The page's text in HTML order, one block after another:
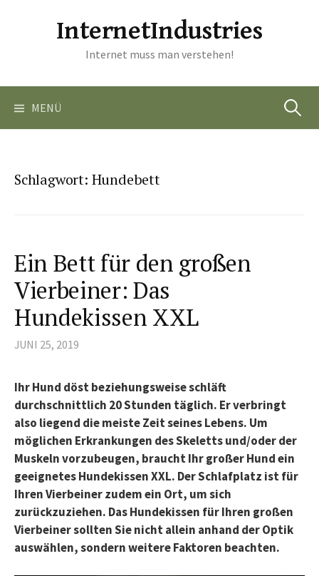
InternetIndustries
Internet muss man verstehen!
MENÜ Suchen
Schlagwort: Hundebett
Ein Bett für den großen
Vierbeiner: Das
Hundekissen XXL
JUNI 25, 2019
Ihr Hund döst beziehungsweise schläft
durchschnittlich 20 Stunden täglich. Er verbringt
also liegend die meiste Zeit seines Lebens. Um
möglichen Erkrankungen des Skeletts und/oder der
Muskeln vorzubeugen, braucht Ihr großer Hund ein
geeignetes Hundekissen XXL. Der Schlafplatz ist für
Ihren Vierbeiner zudem ein Ort, um sich
zurückzuziehen. Das Hundekissen für Ihren großen
Vierbeiner sollten Sie nicht allein anhand der Optik
auswählen, sondern weitere Faktoren beachten.